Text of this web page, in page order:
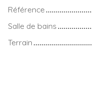
Référence
Salle de bains
Terrain